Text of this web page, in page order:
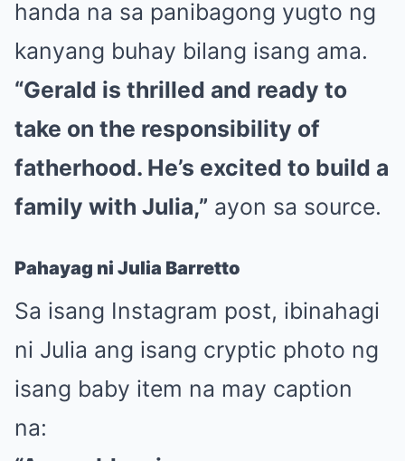
handa na sa panibagong yugto ng
kanyang buhay bilang isang ama.
“Gerald is thrilled and ready to
take on the responsibility of
fatherhood. He’s excited to build a
family with Julia,” ayon sa source.
Pahayag ni Julia Barretto
Sa isang Instagram post, ibinahagi
ni Julia ang isang cryptic photo ng
isang baby item na may caption
na: